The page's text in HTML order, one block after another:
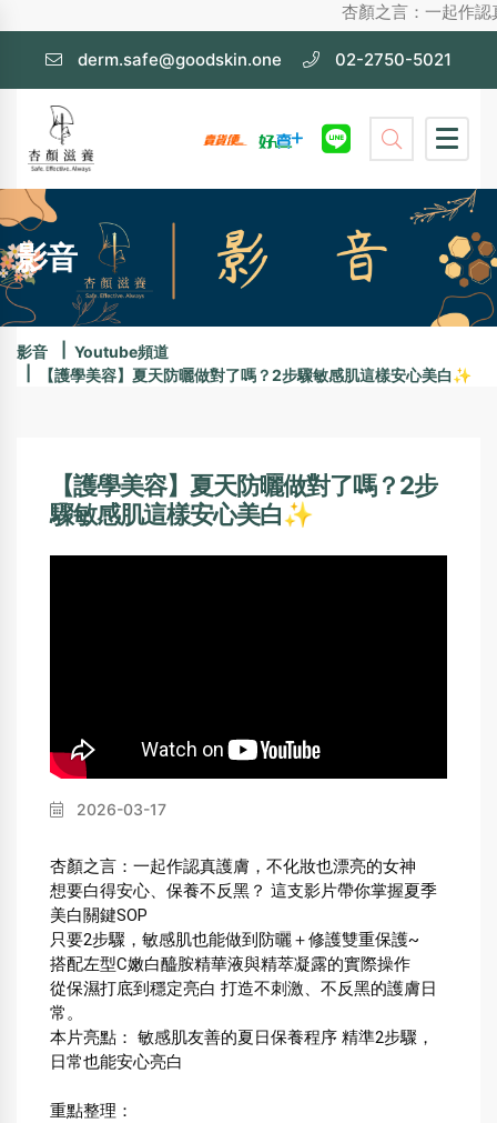
杏顏之言：一起作
derm.safe@goodskin.one 02-2750-5021
影音
影音
Youtube頻道
【護學美容】夏天防曬做對了嗎？2步驟敏感肌這樣安心美白✨
【護學美容】夏天防曬做對了嗎？2步
驟敏感肌這樣安心美白✨
2026-03-17
杏顏之言：一起作認真護膚，不化妝也漂亮的女神
想要白得安心、保養不反黑？ 這支影片帶你掌握夏季
美白關鍵SOP
只要2步驟，敏感肌也能做到防曬＋修護雙重保護~
搭配左型C嫩白醯胺精華液與精萃凝露的實際操作
從保濕打底到穩定亮白 打造不刺激、不反黑的護膚日
常。
本片亮點： 敏感肌友善的夏日保養程序 精準2步驟，
日常也能安心亮白
重點整理：